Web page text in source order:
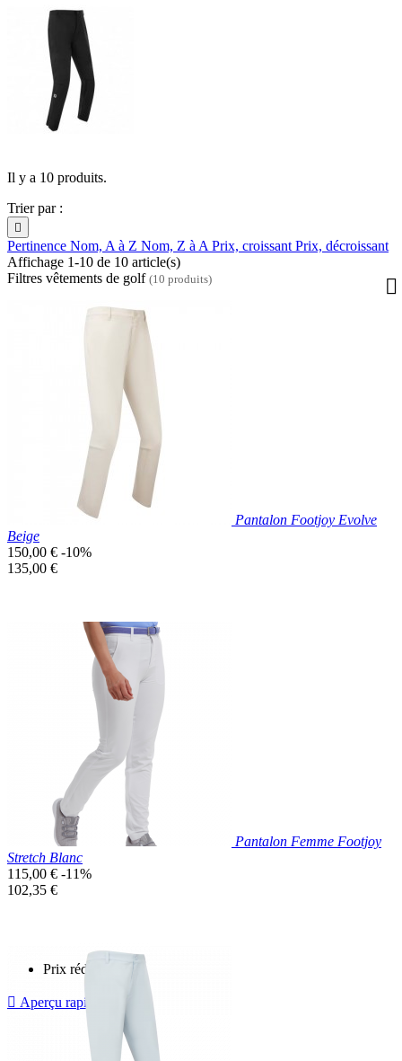
Il y a 10 produits.
Trier par :

Pertinence Nom, A à Z Nom, Z à A Prix, croissant Prix, décroissant
Affichage 1-10 de 10 article(s)
Filtres vêtements de golf (10 produits)
Pantalon Footjoy Evolve
Beige
Prix
de
150,00 € -10%
Prix
135,00 €
Prix réduit
Pantalon Femme Footjoy
Stretch Blanc
Prix
de
115,00 € -11%
Prix
102,35 €
Prix réduit
 Aperçu rapide